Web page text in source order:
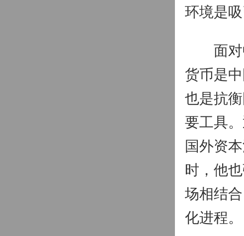
环境是
面对
货币是
也是抗
要工具
国外资
时，他
场相结
化进程。